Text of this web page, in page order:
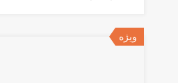
ویژه